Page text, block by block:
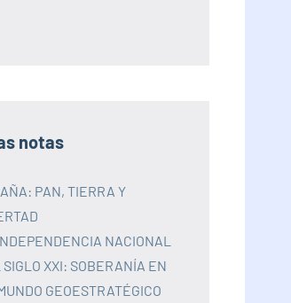
notas
PAN, TIERRA Y
NACIONAL
SIGLO XXI: SOBERANÍA EN
GEOESTRATÉGICO